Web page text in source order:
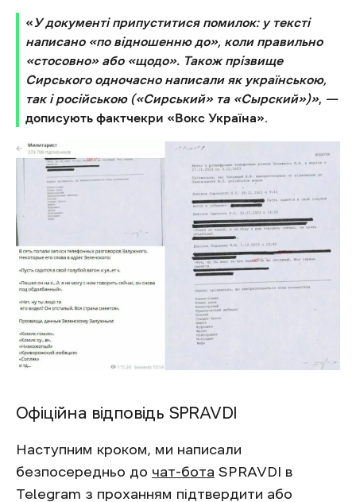
« У документі припуститися помилок: у тексті
написано «по відношенню до», коли правильно
«стосовно» або «щодо». Також прізвище
Сирського одночасно написали як українською,
так і російською («Сирський» та «Сырский»)», —
дописують фактчекри «Вокс Україна».
Офіційна відповідь SPRAVDI
Наступним кроком, ми написали
безпосередньо до чат-бота SPRAVDI в
Telegram з проханням підтвердити або